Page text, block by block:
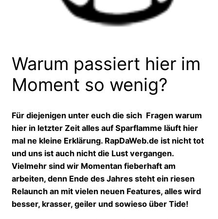
Warum passiert hier im
Moment so wenig?
Für diejenigen unter euch die sich Fragen warum
hier in letzter Zeit alles auf Sparflamme läuft hier
mal ne kleine Erklärung. RapDaWeb.de ist nicht tot
und uns ist auch nicht die Lust vergangen.
Vielmehr sind wir Momentan fieberhaft am
arbeiten, denn Ende des Jahres steht ein riesen
Relaunch an mit vielen neuen Features, alles wird
besser, krasser, geiler und sowieso über Tide!